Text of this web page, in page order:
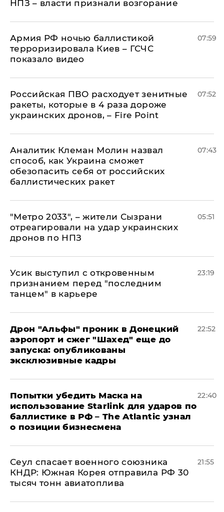
НПЗ – власти признали возгорание
Армия РФ ночью баллистикой
терроризировала Киев – ГСЧС
показало видео
07:59
Российская ПВО расходует зенитные
ракеты, которые в 4 раза дороже
украинских дронов, – Fire Point
07:52
Аналитик Клеман Молин назвал
способ, как Украина сможет
обезопасить себя от российских
баллистических ракет
07:43
"Метро 2033", – жители Сызрани
отреагировали на удар украинских
дронов по НПЗ
05:51
Усик выступил с откровенным
признанием перед "последним
танцем" в карьере
23:19
Дрон "Альфы" проник в Донецкий
аэропорт и сжег "Шахед" еще до
запуска: опубликованы
эксклюзивные кадры
22:52
Попытки убедить Маска на
использование Starlink для ударов по
баллистике в РФ – The Atlantic узнал
о позиции бизнесмена
22:40
​Сеул спасает военного союзника
КНДР: Южная Корея отправила РФ 30
тысяч тонн авиатоплива
21:55